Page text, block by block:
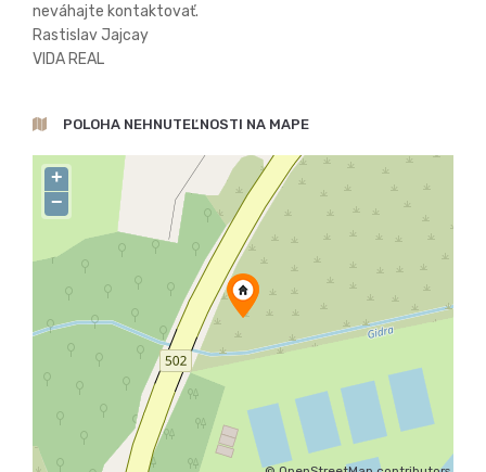
neváhajte kontaktovať.
Rastislav Jajcay
VIDA REAL
POLOHA NEHNUTEĽNOSTI NA MAPE
+
−